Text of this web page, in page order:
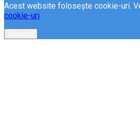
Acest website folosește cookie-uri.
cookie-uri